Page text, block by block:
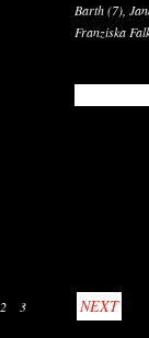
Barth (7),
Franziska
2 3 NEXT